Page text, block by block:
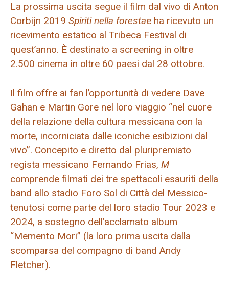
La prossima uscita segue il film dal vivo di Anton
Corbijn 2019 Spiriti nella forestae ha ricevuto un
ricevimento estatico al Tribeca Festival di
quest’anno. È destinato a screening in oltre
2.500 cinema in oltre 60 paesi dal 28 ottobre.
Il film offre ai fan l’opportunità di vedere Dave
Gahan e Martin Gore nel loro viaggio “nel cuore
della relazione della cultura messicana con la
morte, incorniciata dalle iconiche esibizioni dal
vivo”. Concepito e diretto dal pluripremiato
regista messicano Fernando Frias, M
comprende filmati dei tre spettacoli esauriti della
band allo stadio Foro Sol di Città del Messico-
tenutosi come parte del loro stadio Tour 2023 e
2024, a sostegno dell’acclamato album
“Memento Mori” (la loro prima uscita dalla
scomparsa del compagno di band Andy
Fletcher).